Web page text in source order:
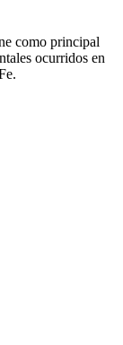
como principal
ocurridos en